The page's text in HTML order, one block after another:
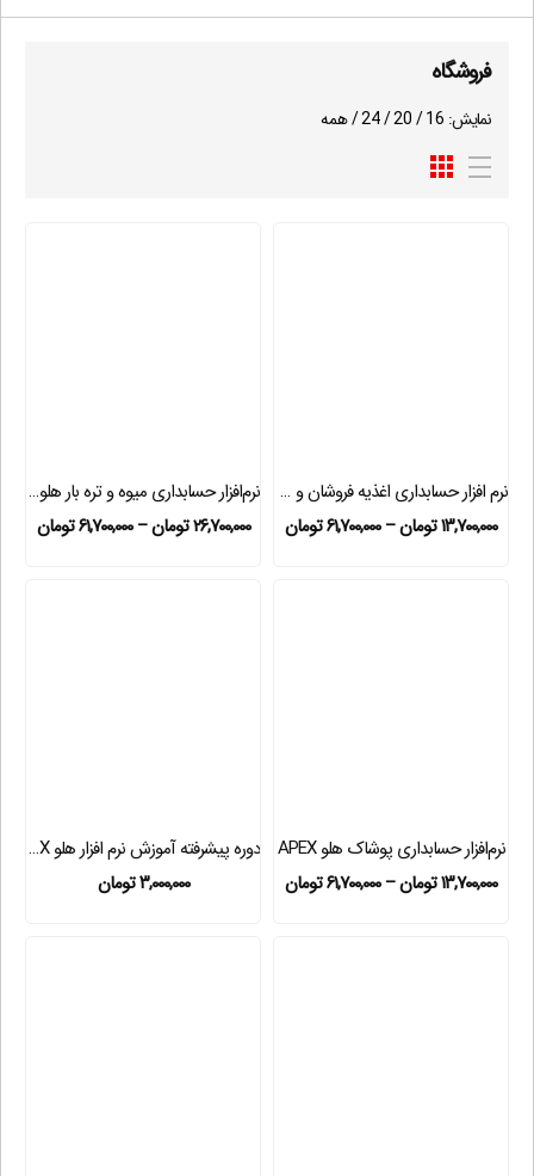
فروشگاه
نمایش: 16
/
20
/
24
/همه
نرم افزار حسابداری اغذیه فروشان و مواد غذایی هلو APEX
۱۳,۷۰۰,۰۰۰تومان–۶۱,۷۰۰,۰۰۰تومان
نرم‌افزار حسابداری میوه و تره بار هلو APEX
۲۶,۷۰۰,۰۰۰تومان–۶۱,۷۰۰,۰۰۰تومان
نرم‌افزار حسابداری پوشاک هلو APEX
۱۳,۷۰۰,۰۰۰تومان–۶۱,۷۰۰,۰۰۰تومان
دوره پیشرفته آموزش نرم افزار هلو APEX + مدرک معتبر
۳,۰۰۰,۰۰۰تومان